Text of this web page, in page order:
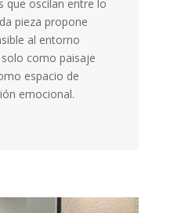
que oscilan entre lo
pieza propone
al entorno
como paisaje
espacio de
emocional.